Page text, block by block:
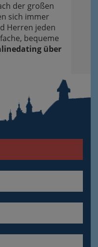
der großen
sich immer
Herren jeden
bequeme
über